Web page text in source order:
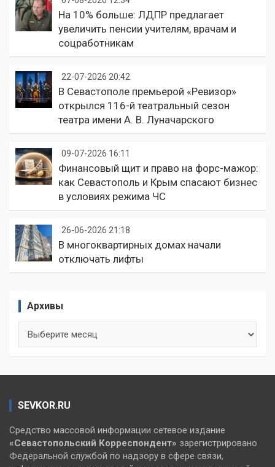
На 10% больше: ЛДПР предлагает
увеличить пенсии учителям, врачам и
соцработникам
22-07-2026 20:42
В Севастополе премьерой «Ревизор»
открылся 116-й театральный сезон
театра имени А. В. Луначарского
09-07-2026 16:11
Финансовый щит и право на форс-мажор:
как Севастополь и Крым спасают бизнес
в условиях режима ЧС
26-06-2026 21:18
В многоквартирных домах начали
отключать лифты
Архивы
SEVKOR.RU
Средство массовой информации сетевое издание
«Севастопольский Корреспондент» зарегистрировано
Федеральной службой по надзору в сфере связи,